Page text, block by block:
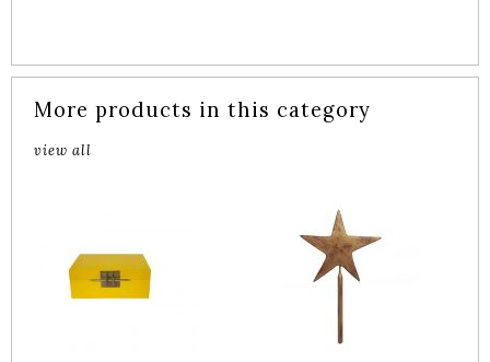
More products in this category
view all